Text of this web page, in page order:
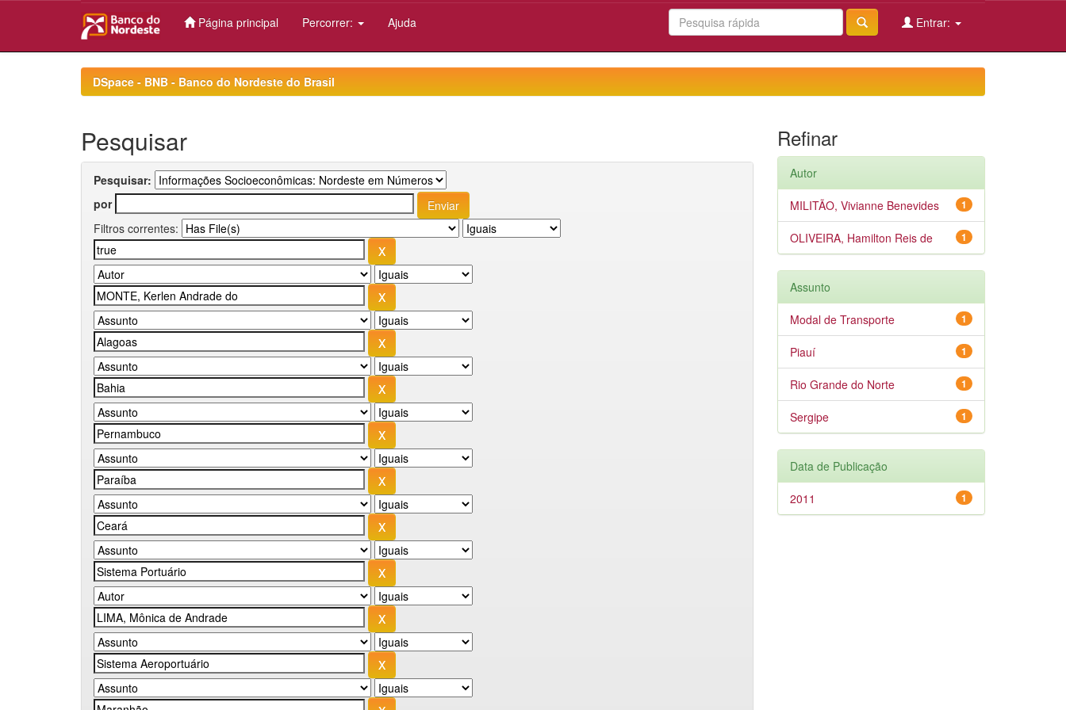
Página principal Percorrer: Ajuda Entrar:
DSpace - BNB - Banco do Nordeste do Brasil
Pesquisar
Pesquisar:
por
Filtros correntes:
Refinar
Autor
1
MILITÃO, Vivianne Benevides
1
OLIVEIRA, Hamilton Reis de
Assunto
1
Modal de Transporte
1
Piauí
1
Rio Grande do Norte
1
Sergipe
Data de Publicação
1
2011